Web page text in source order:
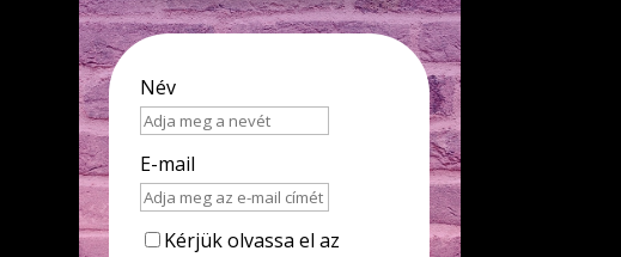
Név
E-mail
Kérjük olvassa el az